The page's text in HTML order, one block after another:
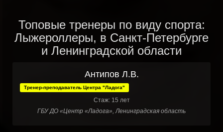
Топовые тренеры по виду спорта:
Лыжероллеры, в Санкт-Петербурге
и Ленинградской области
Антипов Л.В.
Тренер-преподаватель Центра "Ладога"
Стаж: 15 лет
ГБУ ДО «Центр «Ладога», Ленинградская область